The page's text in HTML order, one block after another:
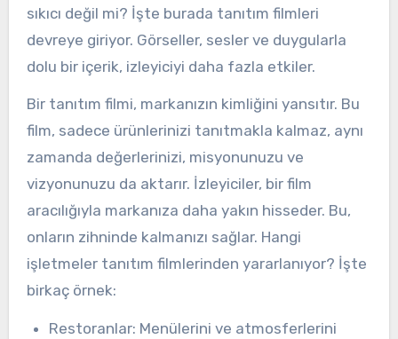
sıkıcı değil mi? İşte burada tanıtım filmleri
devreye giriyor. Görseller, sesler ve duygularla
dolu bir içerik, izleyiciyi daha fazla etkiler.
Bir tanıtım filmi, markanızın kimliğini yansıtır. Bu
film, sadece ürünlerinizi tanıtmakla kalmaz, aynı
zamanda değerlerinizi, misyonunuzu ve
vizyonunuzu da aktarır. İzleyiciler, bir film
aracılığıyla markanıza daha yakın hisseder. Bu,
onların zihninde kalmanızı sağlar. Hangi
işletmeler tanıtım filmlerinden yararlanıyor? İşte
birkaç örnek:
Restoranlar: Menülerini ve atmosferlerini